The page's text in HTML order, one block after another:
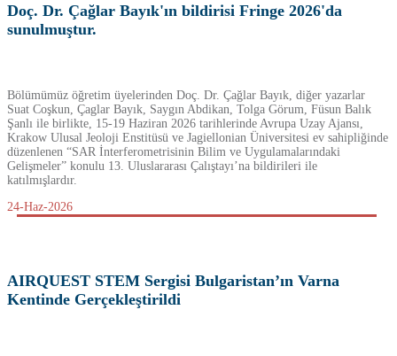
Doç. Dr. Çağlar Bayık'ın bildirisi Fringe 2026'da
sunulmuştur.
Bölümümüz öğretim üyelerinden Doç. Dr. Çağlar Bayık, diğer yazarlar
Suat Coşkun, Çaglar Bayık, Saygın Abdikan, Tolga Görum, Füsun Balık
Şanlı ile birlikte, 15-19 Haziran 2026 tarihlerinde Avrupa Uzay Ajansı,
Krakow Ulusal Jeoloji Enstitüsü ve Jagiellonian Üniversitesi ev sahipliğinde
düzenlenen “SAR İnterferometrisinin Bilim ve Uygulamalarındaki
Gelişmeler” konulu 13. Uluslararası Çalıştayı’na bildirileri ile
katılmışlardır.
24-Haz-2026
AIRQUEST STEM Sergisi Bulgaristan’ın Varna
Kentinde Gerçekleştirildi